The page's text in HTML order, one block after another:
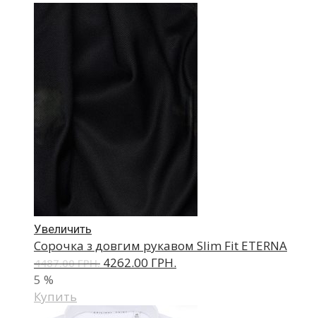
Увеличить
Сорочка з довгим рукавом Slim Fit ETERNA
4487.00 ГРН. 4262.00 ГРН.
5 %
Купить